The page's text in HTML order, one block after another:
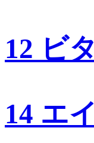
12 ビ
14 エ